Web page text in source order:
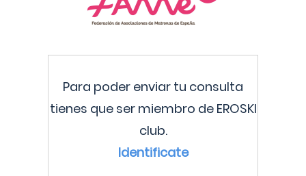
Para poder enviar tu consulta
tienes que ser miembro de EROSKI
club.
Identificate